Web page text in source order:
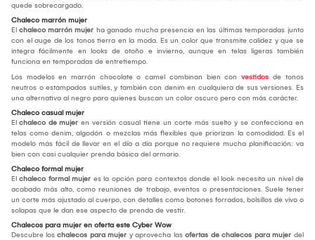
quede sobrecargado.
Chaleco marrón mujer
El chaleco marrón mujer ha ganado mucha presencia en las últimas temporadas junto
con el auge de los tonos tierra en la moda. Es un color que transmite calidez y que se
integra fácilmente en looks de otoño e invierno, aunque en telas ligeras también
funciona en temporadas de entretiempo.
Los modelos en marrón chocolate o camel combinan bien con vestidos de tonos
neutros o estampados sutiles, y también con denim en cualquiera de sus versiones. Es
una alternativa al negro para quienes buscan un color oscuro pero con más carácter.
Chaleco casual mujer
El chaleco de mujer en versión casual tiene un corte más suelto y se confecciona en
telas como denim, algodón o mezclas más flexibles que priorizan la comodidad. Es el
modelo más fácil de llevar en el día a día porque no requiere mucha planificación: va
bien con casi cualquier prenda básica del armario.
Chaleco formal mujer
El chaleco formal mujer es la opción para contextos donde el look necesita un nivel de
acabado más alto, como reuniones de trabajo, eventos o presentaciones. Suele tener
un corte más ajustado al cuerpo, con detalles como botones forrados, bolsillos de vivo o
solapas que le dan ese aspecto de prenda de vestir.
Chalecos para mujer en oferta este Cyber Wow
Descubre los chalecos para mujer y aprovecha las ofertas de chalecos para mujer del